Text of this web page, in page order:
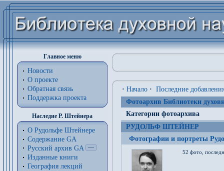
Главное меню
Новости
О проекте
Обратная связь
Поддержка проекта
Наследие Р. Штейнера
О Рудольфе Штейнере
Содержание GA
Русский архив GA
Изданные книги
География лекций
· Начало · Последние
Фотоархив Библиотеки
Категории фотоархива
РУДОЛЬФ ШТЕЙНЕР
Фотографии и портреты
52 фото,